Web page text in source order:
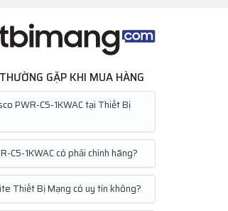
GẶP KHI MUA HÀNG
PWR-C5-1KWAC tại Thiết Bị
C5-1KWAC có phải chính hãng?
Thiết Bị Mạng có uy tín không?